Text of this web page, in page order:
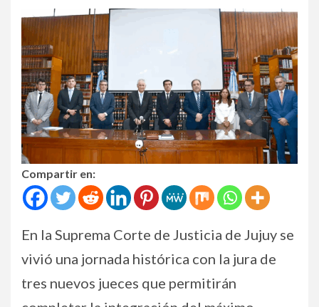
Compartir en:
En la Suprema Corte de Justicia de Jujuy se
vivió una jornada histórica con la jura de
tres nuevos jueces que permitirán